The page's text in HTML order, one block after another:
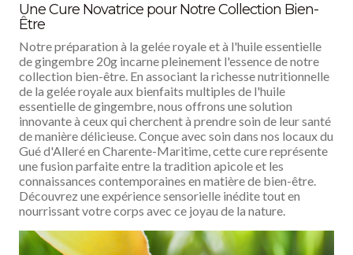
Une Cure Novatrice pour Notre Collection Bien-
Être
Notre préparation à la gelée royale et à l'huile essentielle
de gingembre 20g incarne pleinement l'essence de notre
collection bien-être. En associant la richesse nutritionnelle
de la gelée royale aux bienfaits multiples de l'huile
essentielle de gingembre, nous offrons une solution
innovante à ceux qui cherchent à prendre soin de leur santé
de manière délicieuse. Conçue avec soin dans nos locaux du
Gué d'Alleré en Charente-Maritime, cette cure représente
une fusion parfaite entre la tradition apicole et les
connaissances contemporaines en matière de bien-être.
Découvrez une expérience sensorielle inédite tout en
nourrissant votre corps avec ce joyau de la nature.